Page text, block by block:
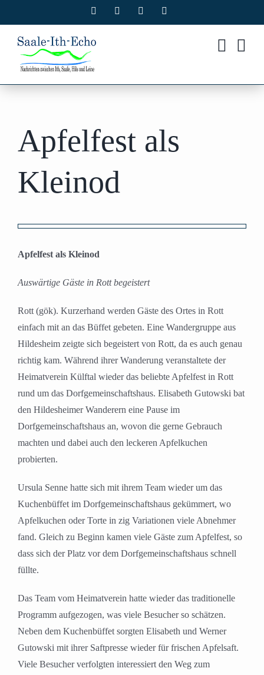
Inhalt
springen
Facebook Instagram
Apfelfest als
Kleinod
grösseres
Apfelfest als Kleinod
Auswärtige Gäste in Rott begeistert
Rott (gök). Kurzerhand werden Gäste des Ortes in Rott
einfach mit an das Büffet gebeten. Eine Wandergruppe aus
Hildesheim zeigte sich begeistert von Rott, da es auch genau
richtig kam. Während ihrer Wanderung veranstaltete der
Heimatverein Külftal wieder das beliebte Apfelfest in Rott
rund um das Dorfgemeinschaftshaus. Elisabeth Gutowski bat
den Hildesheimer Wanderern eine Pause im
Dorfgemeinschaftshaus an, wovon die gerne Gebrauch
machten und dabei auch den leckeren Apfelkuchen
probierten.
Ursula Senne hatte sich mit ihrem Team wieder um das
Kuchenbüffet im Dorfgemeinschaftshaus gekümmert, wo
Apfelkuchen oder Torte in zig Variationen viele Abnehmer
fand. Gleich zu Beginn kamen viele Gäste zum Apfelfest, so
dass sich der Platz vor dem Dorfgemeinschaftshaus schnell
füllte.
Das Team vom Heimatverein hatte wieder das traditionelle
Programm aufgezogen, was viele Besucher so schätzen.
Neben dem Kuchenbüffet sorgten Elisabeth und Werner
Gutowski mit ihrer Saftpresse wieder für frischen Apfelsaft.
Viele Besucher verfolgten interessiert den Weg zum